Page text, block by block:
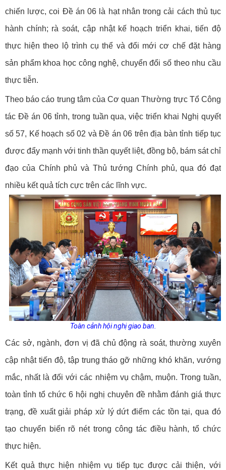
chiến lược, coi Đề án 06 là hạt nhân trong cải cách thủ tục
hành chính; rà soát, cập nhật kế hoạch triển khai, tiến độ
thực hiện theo lộ trình cụ thể và đổi mới cơ chế đặt hàng
sản phẩm khoa học công nghệ, chuyển đổi số theo nhu cầu
thực tiễn.
Theo báo cáo trung tâm của Cơ quan Thường trực Tổ Công
tác Đề án 06 tỉnh, trong tuần qua, việc triển khai Nghị quyết
số 57, Kế hoạch số 02 và Đề án 06 trên địa bàn tỉnh tiếp tục
được đẩy mạnh với tinh thần quyết liệt, đồng bộ, bám sát chỉ
đạo của Chính phủ và Thủ tướng Chính phủ, qua đó đạt
nhiều kết quả tích cực trên các lĩnh vực.
Toàn cảnh hội nghị giao ban.
Các sở, ngành, đơn vị đã chủ động rà soát, thường xuyên
cập nhật tiến độ, tập trung tháo gỡ những khó khăn, vướng
mắc, nhất là đối với các nhiệm vụ chậm, muộn. Trong tuần,
toàn tỉnh tổ chức 6 hội nghị chuyên đề nhằm đánh giá thực
trạng, đề xuất giải pháp xử lý dứt điểm các tồn tại, qua đó
tạo chuyển biến rõ nét trong công tác điều hành, tổ chức
thực hiện.
Kết quả thực hiện nhiệm vụ tiếp tục được cải thiện, với